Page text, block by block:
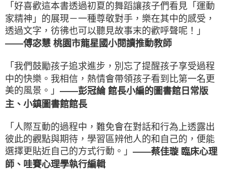
「好喜歡這本書透過初夏的舞蹈讓孩子們看見「運動
家精神」的展現－一種尊敬對手，樂在其中的感受，
透過文字，彷彿也可以聽見故事末的歡呼聲呢！」
——傅宓慧 桃園市龍星國小閱讀推動教師
「我們鼓勵孩子追求進步，別忘了提醒孩子享受過程
中的快樂。我相信，熱情會帶領孩子看到比第一名更
美的風景。」 ——彭冠綸 館長小編的圖書館日常版
主、小鎮圖書館館長
「人際互動的過程中，難免會在對話和行為上透露出
彼此的觀點與期待，學習區辨他人的和自己的，便能
選擇更貼近自己的方式行動。」 ——蔡佳璇 臨床心理
師、哇賽心理學執行編輯